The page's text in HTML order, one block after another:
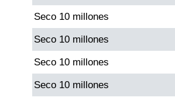
Super Chontico Noche
Seco 10 millones
Seco 10 millones
Seco 10 millones
Seco 10 millones